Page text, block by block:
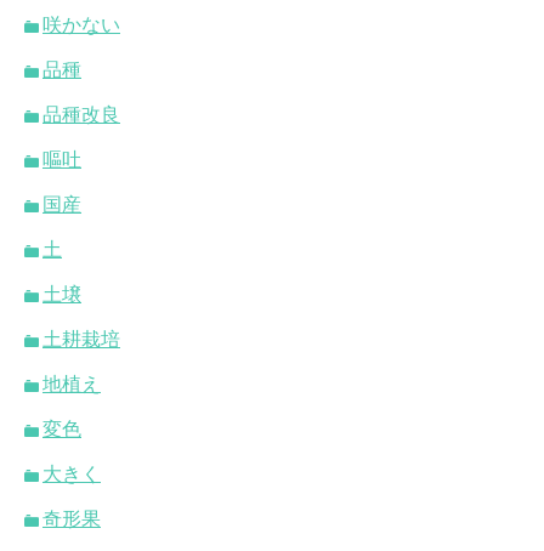
咲かない
品種
品種改良
嘔吐
国産
土
土壌
土耕栽培
地植え
変色
大きく
奇形果